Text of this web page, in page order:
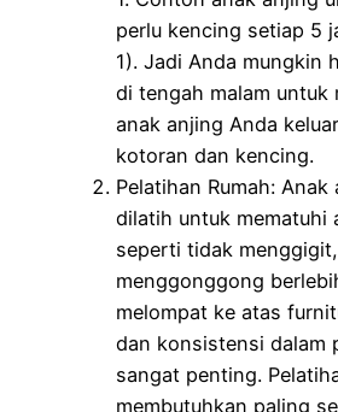
perlu kencing setiap 5
1). Jadi Anda mungkin
di tengah malam untuk
anak anjing Anda
kotoran dan kencing.
Pelatihan Rumah:
dilatih untuk mematuhi
seperti tidak
menggonggong
melompat ke atas
dan konsistensi dalam
sangat penting.
membutuhkan paling